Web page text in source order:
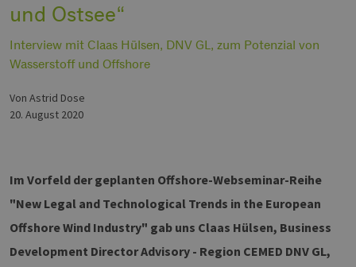
und Ostsee“
Interview mit Claas Hülsen, DNV GL, zum Potenzial von
Wasserstoff und Offshore
Im Vorfeld der geplanten Offshore-Webseminar-Reihe
"New Legal and Technological Trends in the European
Offshore Wind Industry" gab uns Claas Hülsen, Business
Development Director Advisory - Region CEMED DNV GL,
von Astrid Dose
20. August 2020